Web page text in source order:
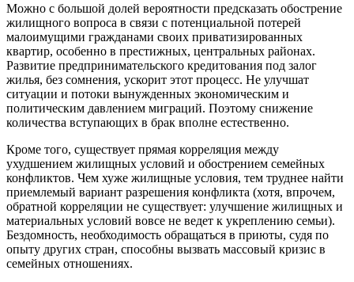
Можно с большой долей вероятности предсказать обострение
жилищного вопроса в связи с потенциаль­ной потерей
малоимущими гражданами своих прива­тизированных
квартир, особенно в престижных, цент­ральных районах.
Развитие предпринимательского кредитования под залог
жилья, без сомнения, ускорит этот процесс. Не улучшат
ситуации и потоки вынуж­денных экономическим и
политическим давлением миграций. Поэтому снижение
количества вступающих в брак вполне естественно.
Кроме того, существует прямая корреляция между
ухудшением жилищных условий и обострением семей­ных
конфликтов. Чем хуже жилищные условия, тем труднее найти
приемлемый вариант разрешения кон­фликта (хотя, впрочем,
обратной корреляции не суще­ствует: улучшение жилищных и
материальных условий вовсе не ведет к укреплению семьи).
Бездомность, не­обходимость обращаться в приюты, судя по
опыту дру­гих стран, способны вызвать массовый кризис в
семей­ных отношениях.